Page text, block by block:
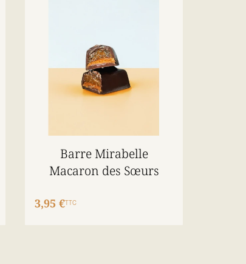
Barre Mirabelle
Macaron des Sœurs
3,95 €TTC